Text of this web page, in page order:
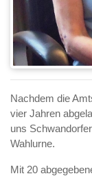
Nachdem die
vier Jahren
uns
Wahlurne.
Mit 20